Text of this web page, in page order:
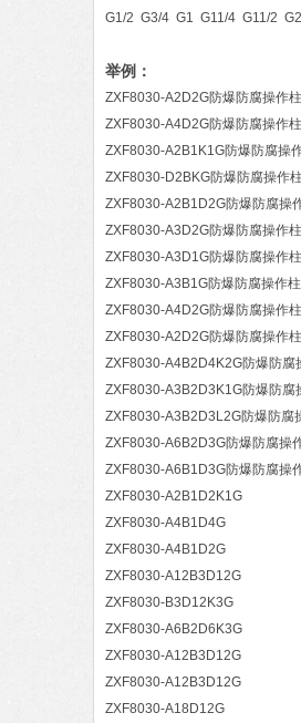
G1/2 G3/4 G1 G11/4 G11/2
举例：
ZXF8030-A2D2G防爆防腐操作
ZXF8030-A4D2G防爆防腐操作柱
ZXF8030-A2B1K1G防爆防腐操
ZXF8030-D2BKG防爆防腐操作
ZXF8030-A2B1D2G防爆防腐操
ZXF8030-A3D2G防爆防腐操作柱
ZXF8030-A3D1G防爆防腐操作柱
ZXF8030-A3B1G防爆防腐操作柱
ZXF8030-A4D2G防爆防腐操作柱
ZXF8030-A2D2G防爆防腐操作柱
ZXF8030-A4B2D4K2G防爆防腐
ZXF8030-A3B2D3K1G防爆防腐
ZXF8030-A3B2D3L2G防爆防腐
ZXF8030-A6B2D3G防爆防腐操
ZXF8030-A6B1D3G防爆防腐操
ZXF8030-A2B1D2K1G
ZXF8030-A4B1D4G
ZXF8030-A4B1D2G
ZXF8030-A12B3D12G
ZXF8030-B3D12K3G
ZXF8030-A6B2D6K3G
ZXF8030-A12B3D12G
ZXF8030-A12B3D12G
ZXF8030-A18D12G